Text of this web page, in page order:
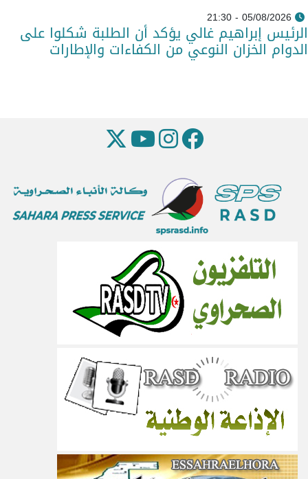
05/08/2026 - 21:30
الرئيس إبراهيم غالي يؤكد أن الطلبة شكلوا على
الدوام الخزان النوعي من الكفاءات والإطارات